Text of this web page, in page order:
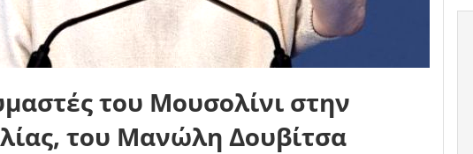
του Μουσολίνι στην
του Μανώλη Δουβίτσα